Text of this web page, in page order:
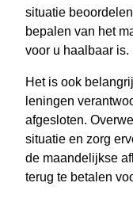
situatie
bepalen van het
voor u haalbaar is.
Het is ook
leningen
afgesloten.
situatie en zorg
de maandelijkse
terug te betalen